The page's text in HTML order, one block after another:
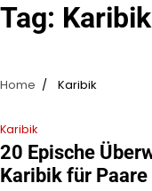
Tag: Karibik
Home Karibik
Karibik
20 Epische
Karibik für Paare